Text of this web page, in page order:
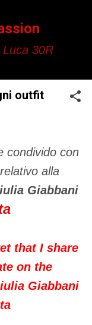
30R
outfit
condivido con
alla
Giabbani
that I share
on the
Giabbani